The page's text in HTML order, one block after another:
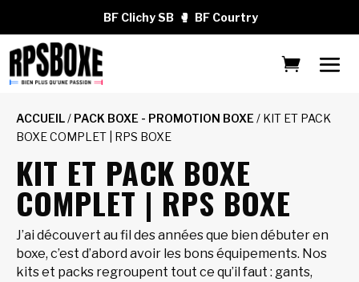
BF Clichy SB 🥊 BF Courtry
ACCUEIL/ PACK BOXE - PROMOTION BOXE / KIT ET PACK
BOXE COMPLET | RPS BOXE
KIT ET PACK BOXE
COMPLET | RPS BOXE
J’ai découvert au fil des années que bien débuter en
boxe, c’est d’abord avoir les bons équipements. Nos
kits et packs regroupent tout ce qu’il faut : gants,